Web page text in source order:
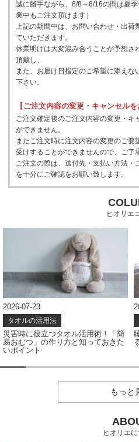
誠に勝手ながら、8/8～8/16の間は夏
業中もご注文頂けます）
上記の期間中は、お問い合わせ・出荷
ていただきます。
休業明けは大変混み合うことが予想さ
頂戴し、
また、お届け日指定のご希望に添え
下さい。
【ご注文内容の変更・キャンセルを
ご注文確定後のご注文内容の変更・キ
ができません。
またご注文時に注文内容の変更のご要
受けすることができませんので、ご了
ご注文の際は、送付先・支払い方法・
を十分にご確認をお願い致します。
ヒオリエ
2026-07-17
タオル調査
睡眠の質を高めるために実践してい
ることは？805人に聞いてみました
もっと
ヒオリエ